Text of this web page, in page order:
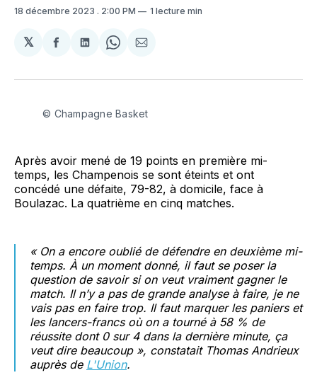
18 décembre 2023 . 2:00 PM 1 lecture min
𝕏
Partager
Facebook
Partager
LinkedIn
Share
WhatsApp
Partager
Courriel
© Champagne Basket
Après avoir mené de 19 points en première mi-
temps, les Champenois se sont éteints et ont
concédé une défaite, 79-82, à domicile, face à
Boulazac. La quatrième en cinq matches.
« On a encore oublié de défendre en deuxième mi-
temps. À un moment donné, il faut se poser la
question de savoir si on veut vraiment gagner le
match. Il n’y a pas de grande analyse à faire, je ne
vais pas en faire trop. Il faut marquer les paniers et
les lancers-francs où on a tourné à 58 % de
réussite dont 0 sur 4 dans la dernière minute, ça
veut dire beaucoup », constatait Thomas Andrieux
auprès de L'Union.